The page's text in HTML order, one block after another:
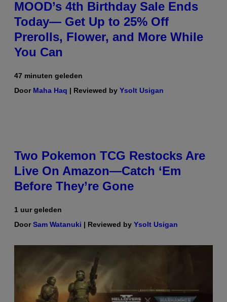
MOOD’s 4th Birthday Sale Ends
Today— Get Up to 25% Off
Prerolls, Flower, and More While
You Can
47 minuten geleden
Door Maha Haq | Reviewed by Ysolt Usigan
Two Pokemon TCG Restocks Are
Live On Amazon—Catch ‘Em
Before They’re Gone
1 uur geleden
DoorSam Watanuki | Reviewed by Ysolt Usigan